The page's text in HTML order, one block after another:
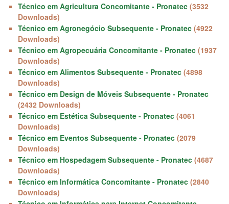
Técnico em Agricultura Concomitante - Pronatec (3532
Downloads)
Técnico em Agronegócio Subsequente - Pronatec (4922
Downloads)
Técnico em Agropecuária Concomitante - Pronatec (1937
Downloads)
Técnico em Alimentos Subsequente - Pronatec (4898
Downloads)
Técnico em Design de Móveis Subsequente - Pronatec
(2432 Downloads)
Técnico em Estética Subsequente - Pronatec (4061
Downloads)
Técnico em Eventos Subsequente - Pronatec (2079
Downloads)
Técnico em Hospedagem Subsequente - Pronatec (4687
Downloads)
Técnico em Informática Concomitante - Pronatec (2840
Downloads)